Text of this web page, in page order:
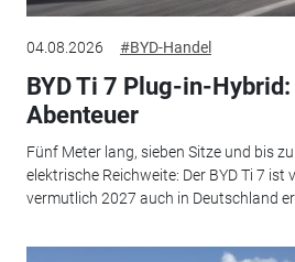
04.08.2026 #BYD-Handel
BYD Ti 7 Plug-in-Hybrid:
Abenteuer
Fünf Meter lang, sieben Sitze und bis
elektrische Reichweite: Der BYD Ti 7 ist
vermutlich 2027 auch in Deutschland